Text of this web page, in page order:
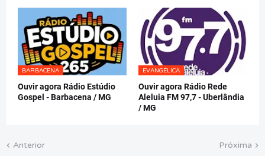
BARBACENA
Ouvir agora Rádio Estúdio
Gospel - Barbacena / MG
EVANGÉLICA
Ouvir agora Rádio Rede
Aleluia FM 97,7 - Uberlândia
/ MG
Anterior Próxima